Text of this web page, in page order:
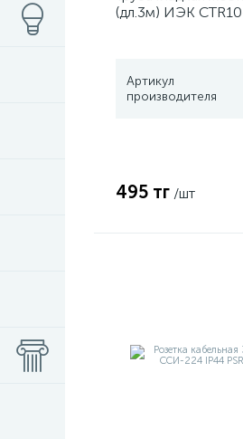
(дл.3м) ИЭК
Артикул
производителя
495 тг /шт